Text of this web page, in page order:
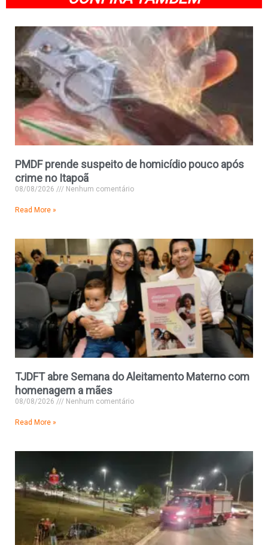
PMDF prende suspeito de homicídio pouco após
crime no Itapoã
08/08/2026 Nenhum comentário
Read More »
TJDFT abre Semana do Aleitamento Materno com
homenagem a mães
08/08/2026 Nenhum comentário
Read More »